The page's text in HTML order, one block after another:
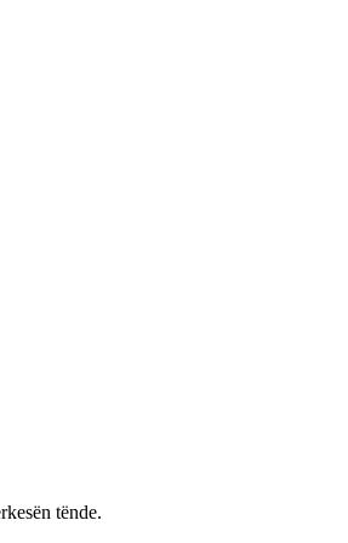
tënde.